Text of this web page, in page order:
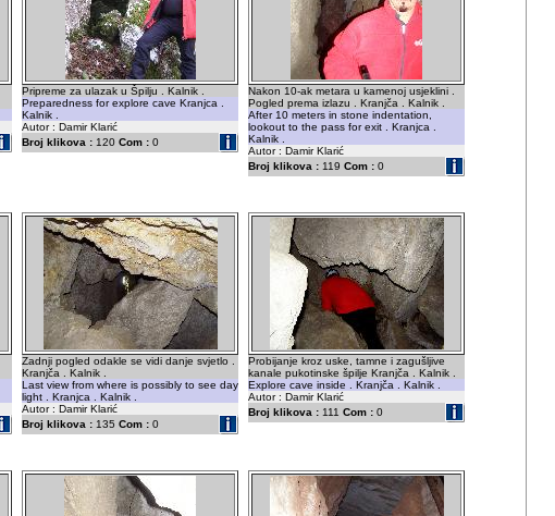
Pripreme za ulazak u Špilju . Kalnik .
Preparedness for explore cave Kranjca .
Kalnik .
Autor : Damir Klarić
Broj klikova : 120 Com : 0
Nakon 10-ak metara u kamenoj usjeklini .
Pogled prema izlazu . Kranjča . Kalnik .
After 10 meters in stone indentation,
lookout to the pass for exit . Kranjca .
Kalnik .
Autor : Damir Klarić
Broj klikova : 119 Com : 0
Zadnji pogled odakle se vidi danje svjetlo .
Kranjča . Kalnik .
Last view from where is possibly to see day
light . Kranjca . Kalnik .
Autor : Damir Klarić
Broj klikova : 135 Com : 0
Probijanje kroz uske, tamne i zagušljive
kanale pukotinske špilje Kranjča . Kalnik .
Explore cave inside . Kranjča . Kalnik .
Autor : Damir Klarić
Broj klikova : 111 Com : 0